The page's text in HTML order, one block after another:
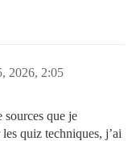
2026, 2:05
sources que je
quiz techniques, j’ai